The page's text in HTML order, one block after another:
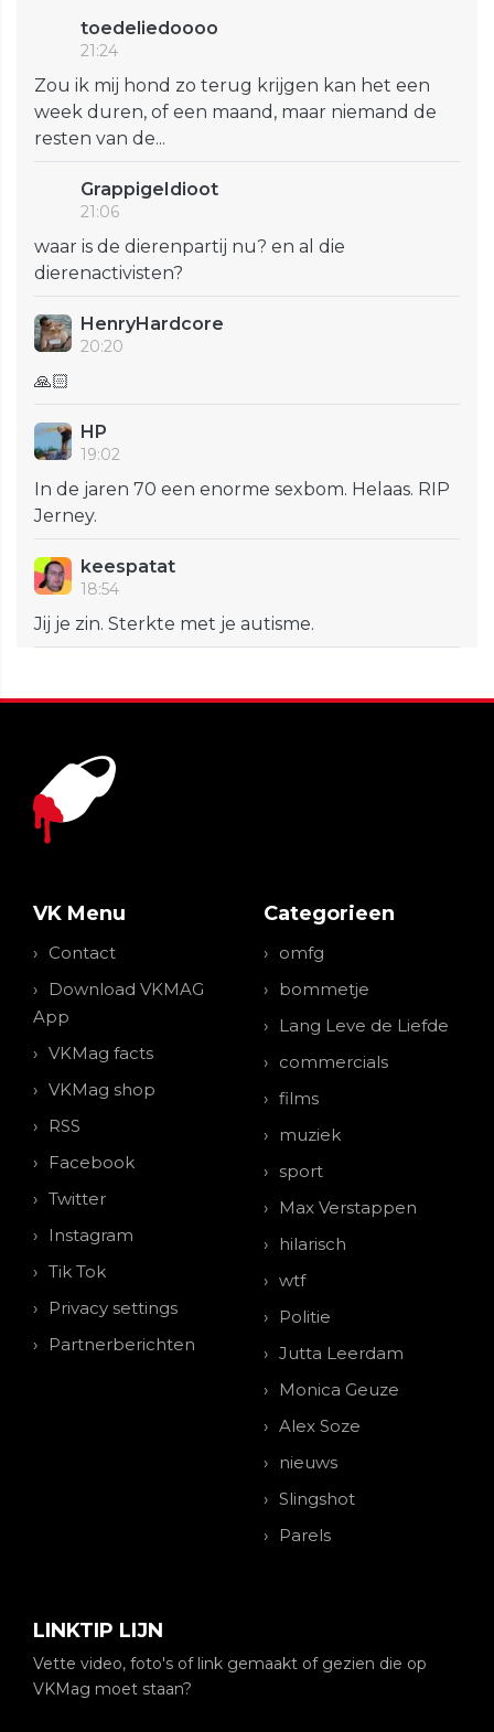
toedeliedoooo
21:24
Zou ik mij hond zo terug krijgen kan het een
week duren, of een maand, maar niemand de
resten van de...
GrappigeIdioot
21:06
waar is de dierenpartij nu? en al die
dierenactivisten?
HenryHardcore
20:20
🙏🏻
HP
19:02
In de jaren 70 een enorme sexbom. Helaas. RIP
Jerney.
keespatat
18:54
Jij je zin. Sterkte met je autisme.
VK Menu
Contact
Download VKMAG
App
VKMag facts
VKMag shop
RSS
Facebook
Twitter
Instagram
Tik Tok
Privacy settings
Partnerberichten
Categorieen
omfg
bommetje
Lang Leve de Liefde
commercials
films
muziek
sport
Max Verstappen
hilarisch
wtf
Politie
Jutta Leerdam
Monica Geuze
Alex Soze
nieuws
Slingshot
Parels
LINKTIP LIJN
Vette video, foto's of link gemaakt of gezien die op
VKMag moet staan?